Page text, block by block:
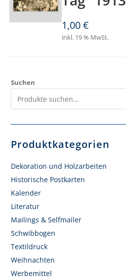
1,00€
inkl. 19 % MwSt.
Suchen
Produktkategorien
Dekoration und Holzarbeiten
Historische Postkarten
Kalender
Literatur
Mailings & Selfmailer
Schwibbogen
Textildruck
Weihnachten
Werbemittel